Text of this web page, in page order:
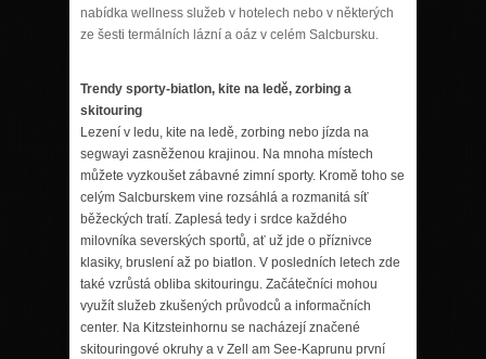
nabídka wellness služeb v hotelech nebo v některých
ze šesti termálních lázní a oáz v celém Salcbursku.
Trendy sporty-biatlon, kite na ledě, zorbing a
skitouring
Lezení v ledu, kite na ledě, zorbing nebo jízda na
segwayi zasněženou krajinou. Na mnoha místech
můžete vyzkoušet zábavné zimní sporty. Kromě toho se
celým Salcburskem vine rozsáhlá a rozmanitá síť
běžeckých tratí. Zaplesá tedy i srdce každého
milovníka severských sportů, ať už jde o příznivce
klasiky, bruslení až po biatlon. V posledních letech zde
také vzrůstá obliba skitouringu. Začátečníci mohou
využít služeb zkušených průvodců a informačních
center. Na Kitzsteinhornu se nacházejí značené
skitouringové okruhy a v Zell am See-Kaprunu první